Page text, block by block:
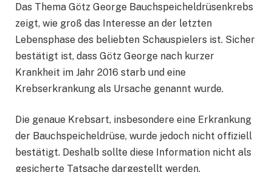
Das Thema Götz George Bauchspeicheldrüsenkrebs
zeigt, wie groß das Interesse an der letzten
Lebensphase des beliebten Schauspielers ist. Sicher
bestätigt ist, dass Götz George nach kurzer
Krankheit im Jahr 2016 starb und eine
Krebserkrankung als Ursache genannt wurde.
Die genaue Krebsart, insbesondere eine Erkrankung
der Bauchspeicheldrüse, wurde jedoch nicht offiziell
bestätigt. Deshalb sollte diese Information nicht als
gesicherte Tatsache dargestellt werden.